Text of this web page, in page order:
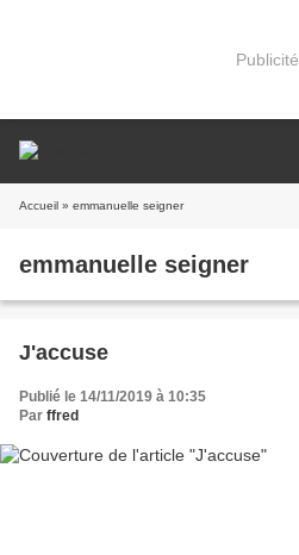
Publicité
Accueil » emmanuelle seigner
emmanuelle seigner
J'accuse
Publié le 14/11/2019 à 10:35
Par ffred